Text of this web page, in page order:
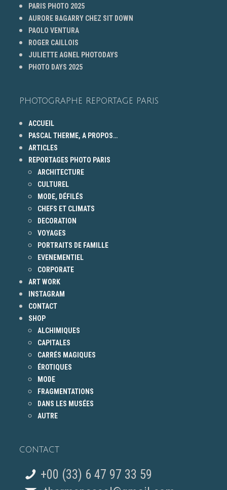
PARIS PHOTO 2025
AURORE BAGARRY CHEZ SIT DOWN
PAOLO VENTURA
ROGER CAILLOIS
JULIETTE AGNEL PHOTODAYS
PHOTO DAYS 2025
PHOTOGRAPHE REPORTAGE PARIS
ACCUEIL
PASCAL THERME, A PROPOS…
ARTICLES
REPORTAGES PHOTO PARIS
ARCHITECTURE
CULTUREL
MODE, DÉFILÉS
CHEFS ET CLIMATS
DECORATION
VOYAGES
PORTRAITS DE FAMILLE
EVENEMENTIEL
CORPORATE
ART WORK
INSTAGRAM
CONTACT
SHOP
ALCHIMIQUES
CAPITALES
CARRÉS MAGIQUES
ÉROTIQUES
MODE
FRAGMENTATIONS
DANS LES MUSÉES
AUTRE
CONTACT
+00 (33) 6 47 97 33 59